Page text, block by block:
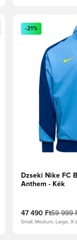
a tagként való
Megnyit egy
-21%
Dzseki Nike FC
Anthem - Kék
47 490 Ft59 999
Small, Medium, Large, X-